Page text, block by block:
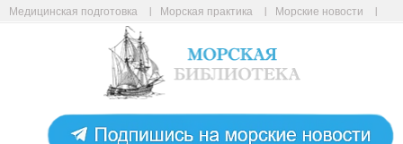
Медицинская подготовка Морская практика
Морские новости
Авиабилеты онлайн